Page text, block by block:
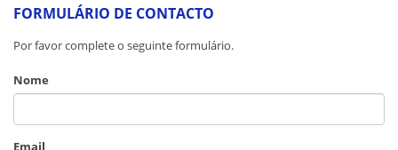
FORMULÁRIO DE CONTACTO
Por favor complete o seguinte formulário.
Nome
Email